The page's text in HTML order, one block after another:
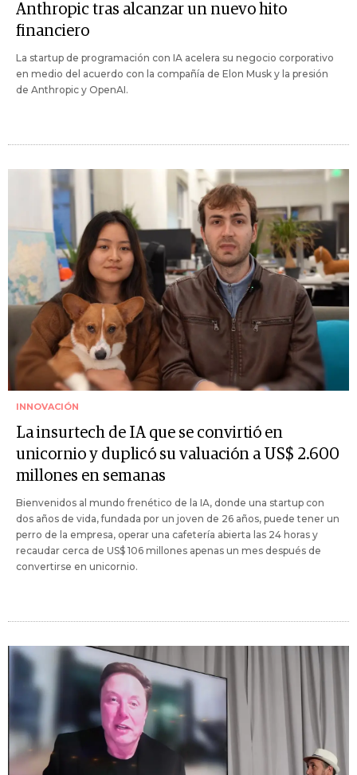
Anthropic tras alcanzar un nuevo hito
financiero
La startup de programación con IA acelera su negocio corporativo
en medio del acuerdo con la compañía de Elon Musk y la presión
de Anthropic y OpenAI.
INNOVACIÓN
La insurtech de IA que se convirtió en
unicornio y duplicó su valuación a US$ 2.600
millones en semanas
Bienvenidos al mundo frenético de la IA, donde una startup con
dos años de vida, fundada por un joven de 26 años, puede tener un
perro de la empresa, operar una cafetería abierta las 24 horas y
recaudar cerca de US$ 106 millones apenas un mes después de
convertirse en unicornio.